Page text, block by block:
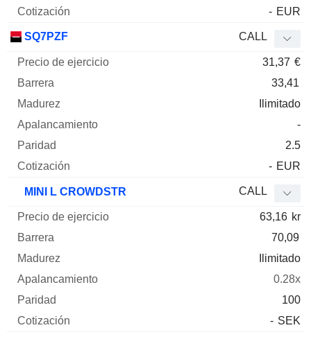
- EUR
SQ7PZF CALL
31,37 €
33,41
Ilimitado
-
2.5
- EUR
MINI L CROWDSTR CALL
63,16 kr
70,09
Ilimitado
0.28x
100
- SEK